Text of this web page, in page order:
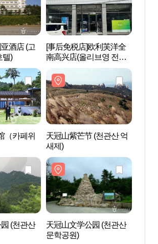
酒店 (고
텔)
[事后免税店]欧利芙洋全
南高兴店(올리브영 전남
（카페위
天冠山紫芒节 (천관산 억
새제)
(천관산
天冠山文学公园 (천관산
문학공원)